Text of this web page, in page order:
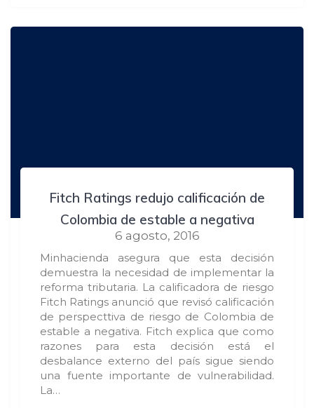
Fitch Ratings redujo calificación de
Colombia de estable a negativa
6 agosto, 2016
Minhacienda asegura que esta decisión
demuestra la necesidad de implementar la
reforma tributaria. La calificadora de riesgo
Fitch Ratings anunció que revisó calificación
de perspecttiva de riesgo de Colombia de
estable a negativa. Fitch explica que como
razones para esta decisión está el
desbalance externo del país sigue siendo
una fuente importante de vulnerabilidad.
La…